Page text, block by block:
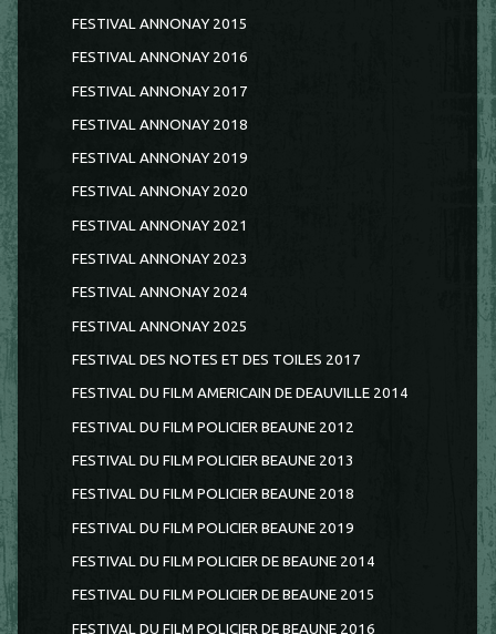
FESTIVAL ANNONAY 2015
FESTIVAL ANNONAY 2016
FESTIVAL ANNONAY 2017
FESTIVAL ANNONAY 2018
FESTIVAL ANNONAY 2019
FESTIVAL ANNONAY 2020
FESTIVAL ANNONAY 2021
FESTIVAL ANNONAY 2023
FESTIVAL ANNONAY 2024
FESTIVAL ANNONAY 2025
FESTIVAL DES NOTES ET DES TOILES 2017
FESTIVAL DU FILM AMERICAIN DE DEAUVILLE 2014
FESTIVAL DU FILM POLICIER BEAUNE 2012
FESTIVAL DU FILM POLICIER BEAUNE 2013
FESTIVAL DU FILM POLICIER BEAUNE 2018
FESTIVAL DU FILM POLICIER BEAUNE 2019
FESTIVAL DU FILM POLICIER DE BEAUNE 2014
FESTIVAL DU FILM POLICIER DE BEAUNE 2015
FESTIVAL DU FILM POLICIER DE BEAUNE 2016